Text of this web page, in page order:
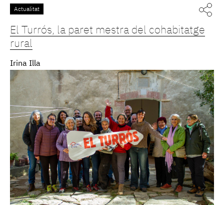
Actualitat
El Turrós, la paret mestra del cohabitatge
rural
Irina Illa